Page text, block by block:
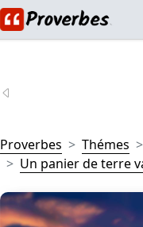
Proverbes Thémes
Un panier de terre